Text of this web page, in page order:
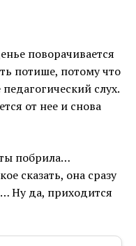
поворачивается
потише, потому что
слух.
от нее и снова
побрила…
сказать, она сразу
Ну да, приходится